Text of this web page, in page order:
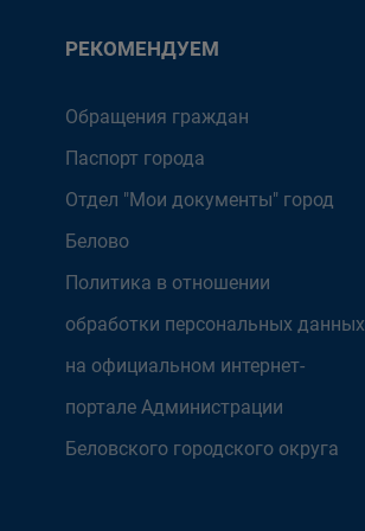
РЕКОМЕНДУЕМ
Обращения граждан
Паспорт города
Отдел "Мои документы" город
Белово
Политика в отношении
обработки персональных данных
на официальном интернет-
портале Администрации
Беловского городского округа